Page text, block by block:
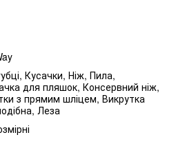
Кусачки, Ніж, Пила,
для пляшок, Консервний ніж,
з прямим шліцем, Викрутка
Леза